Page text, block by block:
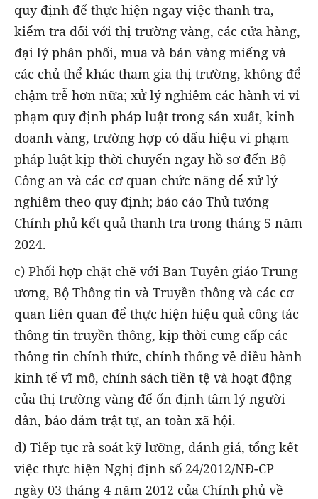
quy định để thực hiện ngay việc thanh tra,
kiểm tra đối với thị trường vàng, các cửa hàng,
đại lý phân phối, mua và bán vàng miếng và
các chủ thể khác tham gia thị trường, không để
chậm trễ hơn nữa; xử lý nghiêm các hành vi vi
phạm quy định pháp luật trong sản xuất, kinh
doanh vàng, trường hợp có dấu hiệu vi phạm
pháp luật kịp thời chuyển ngay hồ sơ đến Bộ
Công an và các cơ quan chức năng để xử lý
nghiêm theo quy định; báo cáo Thủ tướng
Chính phủ kết quả thanh tra trong tháng 5 năm
2024.
c) Phối hợp chặt chẽ với Ban Tuyên giáo Trung
ương, Bộ Thông tin và Truyền thông và các cơ
quan liên quan để thực hiện hiệu quả công tác
thông tin truyền thông, kịp thời cung cấp các
thông tin chính thức, chính thống về điều hành
kinh tế vĩ mô, chính sách tiền tệ và hoạt động
của thị trường vàng để ổn định tâm lý người
dân, bảo đảm trật tự, an toàn xã hội.
d) Tiếp tục rà soát kỹ lưỡng, đánh giá, tổng kết
việc thực hiện Nghị định số 24/2012/NĐ-CP
ngày 03 tháng 4 năm 2012 của Chính phủ về